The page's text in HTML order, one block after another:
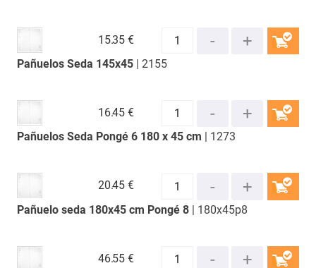
Pañuelos Seda 145x45| 2155
15.35 €
Pañuelos Seda Pongé 6 180 x 45 cm | 1273
16.45 €
Pañuelo seda 180x45 cm Pongé 8| 180x45p8
20.45 €
46.55 €